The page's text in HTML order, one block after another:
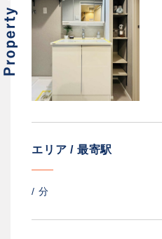
エリア / 最寄駅
/ 分